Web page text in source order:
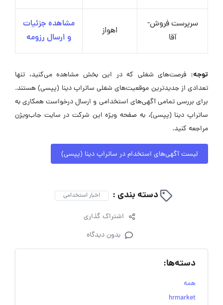
سرپرست فروش-
آقا
اهواز
مشاهده جزئیات
و ارسال رزومه
توجه: فرصت‌های شغلی که در این بخش مشاهده می‌کنید، تنها
تعدادی از جدیدترین موقعیت‌های شغلی ساتراپ دینا (پپسی) هستند.
برای بررسی تمامی آگهی‌های استخدامی و ارسال درخواست همکاری به
ساتراپ دینا (پپسی)، به صفحه ویژه این شرکت در سایت جاب‌ویژن
مراجعه کنید.
لیست آگهی‌های استخدام در ساتراپ دینا (پپسی)
دسته بندی : اخبار استخدامی
اشتراک گذاری
بدون دیدگاه
دسته‌ها:
همه
hrmarket